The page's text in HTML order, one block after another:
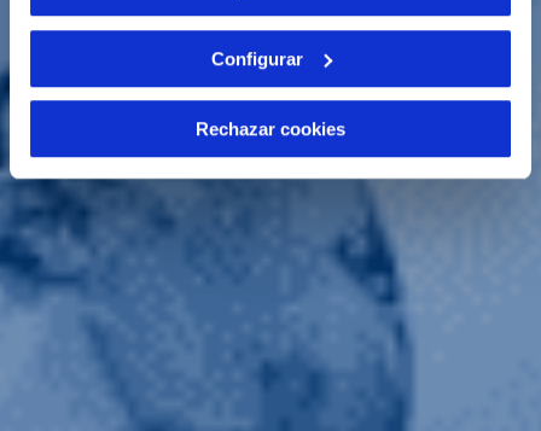
Configurar
Rechazar cookies